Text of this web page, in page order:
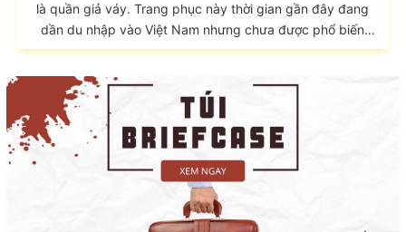
là quần giả váy. Trang phục này thời gian gần đây đang
dần du nhập vào Việt Nam nhưng chưa được phổ biến
lắm. Nguyên do là nhiều người mua về nhưng không biết
mặc với áo gì chưa? Hãy để GIAO LONG chỉ cho bạn nhé.
Bạn đã biết quần giả váy là gì chưa? Với kết cấu độc lạ,
bên ngoài có...